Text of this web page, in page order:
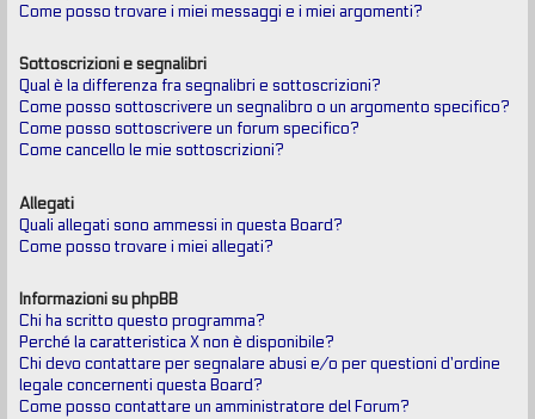
Come posso trovare i miei messaggi e i miei argomenti?
Sottoscrizioni e segnalibri
Qual è la differenza fra segnalibri e sottoscrizioni?
Come posso sottoscrivere un segnalibro o un argomento specifico?
Come posso sottoscrivere un forum specifico?
Come cancello le mie sottoscrizioni?
Allegati
Quali allegati sono ammessi in questa Board?
Come posso trovare i miei allegati?
Informazioni su phpBB
Chi ha scritto questo programma?
Perché la caratteristica X non è disponibile?
Chi devo contattare per segnalare abusi e/o per questioni d’ordine
legale concernenti questa Board?
Come posso contattare un amministratore del Forum?